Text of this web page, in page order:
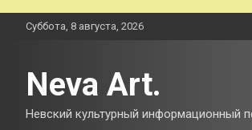
ПерейтиСуббота, 8 августа, 2026
Neva Art.
Невский культурный информационный